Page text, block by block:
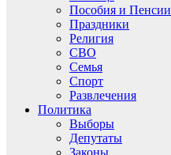
Пособия и Пенсии
Праздники
Религия
СВО
Семья
Спорт
Развлечения
Политика
Выборы
Депутаты
Законы